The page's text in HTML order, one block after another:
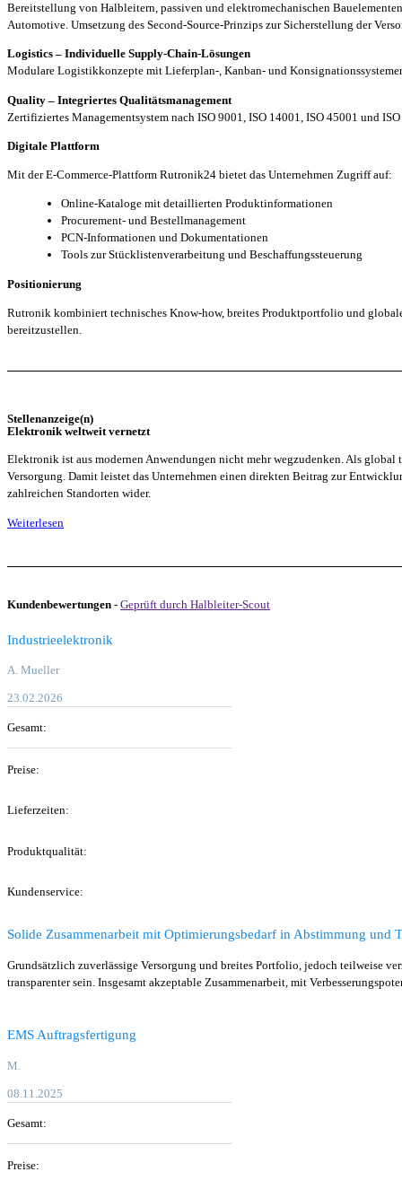
Bereitstellung von Halbleitern, passiven und elektromechanischen
Automotive. Umsetzung des Second-Source-Prinzips zur Sicherstellung der
Logistics – Individuelle Supply-Chain-Lösungen
Modulare Logistikkonzepte mit Lieferplan-, Kanban- und
Quality – Integriertes Qualitätsmanagement
Zertifiziertes Managementsystem nach ISO 9001, ISO 14001, ISO 45001 und
Digitale Plattform
Mit der E-Commerce-Plattform Rutronik24 bietet das Unternehmen Zugriff auf:
Online-Kataloge mit detaillierten Produktinformationen
Procurement- und Bestellmanagement
PCN-Informationen und Dokumentationen
Tools zur Stücklistenverarbeitung und Beschaffungssteuerung
Positionierung
Rutronik kombiniert technisches Know-how, breites Produktportfolio und
bereitzustellen.
Stellenanzeige(n)
Elektronik weltweit vernetzt
Elektronik ist aus modernen Anwendungen nicht mehr wegzudenken. Als
Versorgung. Damit leistet das Unternehmen einen direkten Beitrag zur
zahlreichen Standorten wider.
Weiterlesen
Kundenbewertungen - Geprüft durch Halbleiter-Scout
Industrieelektronik
A. Mueller
23.02.2026
Gesamt:
Preise:
Lieferzeiten:
Produkt­qualität:
Kunden­service:
Solide Zusammenarbeit mit Optimierungsbedarf in Abstimmung und
Grundsätzlich zuverlässige Versorgung und breites Portfolio, jedoch teilweise
transparenter sein. Insgesamt akzeptable Zusammenarbeit, mit
EMS Auftragsfertigung
M.
08.11.2025
Gesamt:
Preise: